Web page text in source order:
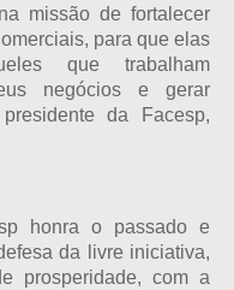
missão de fortalecer
para que elas
que trabalham
negócios e gerar
da Facesp,
honra o passado e
da livre iniciativa,
prosperidade, com a